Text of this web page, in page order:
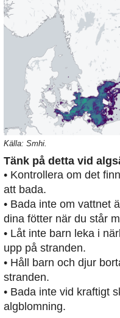
Källa: Smhi.
Tänk på detta vid
• Kontrollera om det
att bada.
• Bada inte om vattnet
dina fötter när du står
• Låt inte barn leka i
upp på stranden.
• Håll barn och djur
stranden.
• Bada inte vid kraftigt
algblomning.